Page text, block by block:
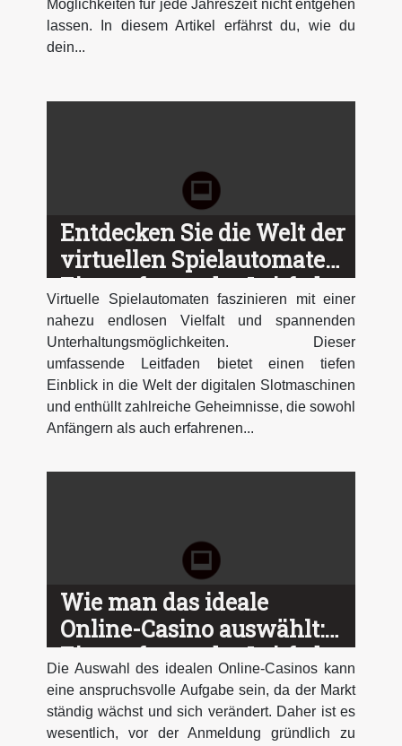
Möglichkeiten für jede Jahreszeit nicht entgehen
lassen. In diesem Artikel erfährst du, wie du
dein...
Entdecken Sie die Welt der
virtuellen Spielautomaten:
Ein umfassender Leitfaden
Virtuelle Spielautomaten faszinieren mit einer
nahezu endlosen Vielfalt und spannenden
Unterhaltungsmöglichkeiten. Dieser
umfassende Leitfaden bietet einen tiefen
Einblick in die Welt der digitalen Slotmaschinen
und enthüllt zahlreiche Geheimnisse, die sowohl
Anfängern als auch erfahrenen...
Wie man das ideale
Online-Casino auswählt:
Ein umfassender Leitfaden
Die Auswahl des idealen Online-Casinos kann
eine anspruchsvolle Aufgabe sein, da der Markt
ständig wächst und sich verändert. Daher ist es
wesentlich, vor der Anmeldung gründlich zu